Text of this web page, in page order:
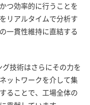
つ効率的に行うことを
リアルタイムで分析す
一貫性維持に直結する
技術はさらにその力を
ットワークを介して集
ることで、工場全体の